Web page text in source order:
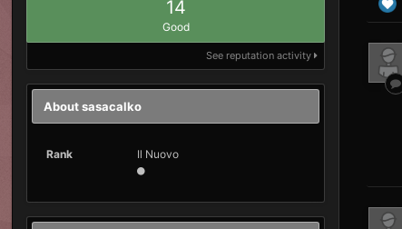
14
Good
See reputation activity
About sasacalko
Rank Il Nuovo